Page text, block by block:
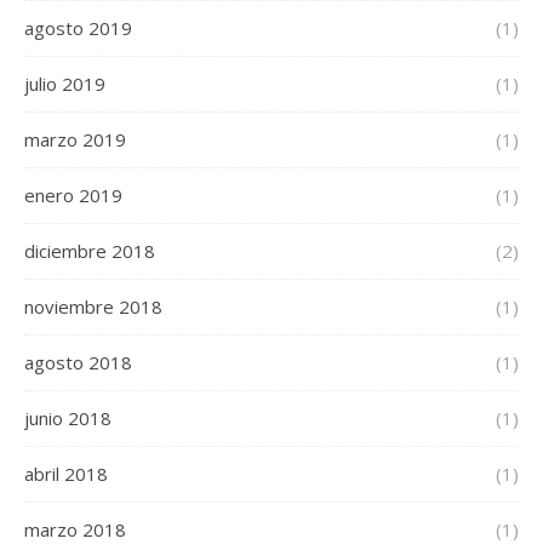
agosto 2019 (1)
julio 2019 (1)
marzo 2019 (1)
enero 2019 (1)
diciembre 2018 (2)
noviembre 2018 (1)
agosto 2018 (1)
junio 2018 (1)
abril 2018 (1)
marzo 2018 (1)